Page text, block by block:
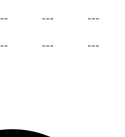
-- --- ---
-- --- ---